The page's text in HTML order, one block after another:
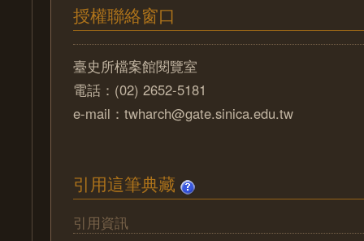
授權聯絡窗口
臺史所檔案館閱覽室
電話：(02) 2652-5181
e-mail：twharch@gate.sinica.edu.tw
引用這筆典藏
引用資訊